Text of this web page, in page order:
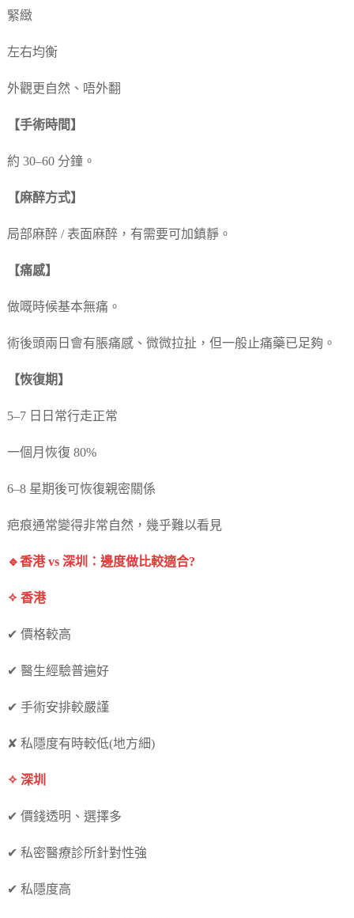
緊緻
左右均衡
外觀更自然、唔外翻
【手術時間】
約 30–60 分鐘。
【麻醉方式】
局部麻醉 / 表面麻醉，有需要可加鎮靜。
【痛感】
做嘅時候基本無痛。
術後頭兩日會有脹痛感、微微拉扯，但一般止痛藥已足夠。
【恢復期】
5–7 日日常行走正常
一個月恢復 80%
6–8 星期後可恢復親密關係
疤痕通常變得非常自然，幾乎難以看見
🔹香港 vs 深圳：邊度做比較適合?
✧ 香港
✔ 價格較高
✔ 醫生經驗普遍好
✔ 手術安排較嚴謹
✘ 私隱度有時較低(地方細)
✧ 深圳
✔ 價錢透明、選擇多
✔ 私密醫療診所針對性強
✔ 私隱度高